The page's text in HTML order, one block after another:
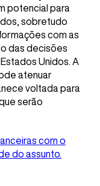
potencial para
sobretudo
com as
das decisões
Unidos. A
atenuar
voltada para
serão
com o
do assunto.